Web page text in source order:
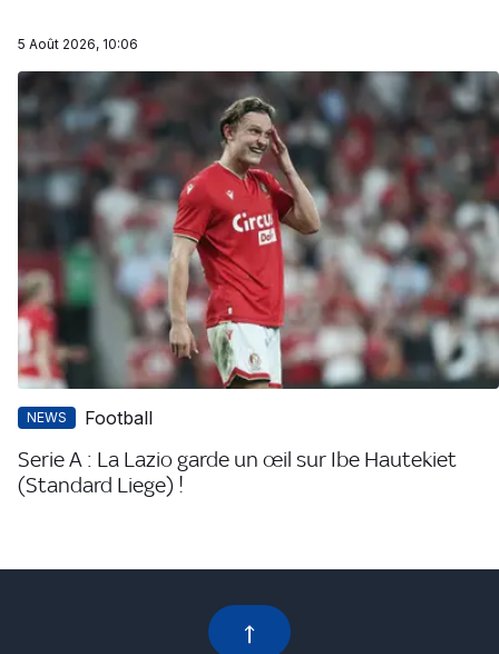
5 Août 2026, 10:06
NEWS Football
Serie A : La Lazio garde un œil sur Ibe Hautekiet
(Standard Liege) !